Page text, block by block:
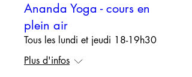
Ananda Yoga - cours en
plein air
Tous les lundi et jeudi 18-19h30
Plus d'infos